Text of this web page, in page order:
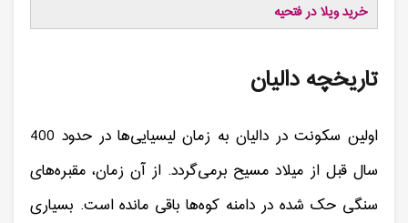
خرید ویلا در فتحیه
تاریخچه دالیان
اولین سکونت در دالیان به زمان لیسیایی‌ها در حدود 400
سال قبل از میلاد مسیح برمی‌گردد. از آن زمان، مقبره‌های
سنگی حک شده در دامنه کوه‌ها باقی مانده است. بسیاری